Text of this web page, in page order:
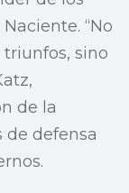
“No
sino
de la
defensa